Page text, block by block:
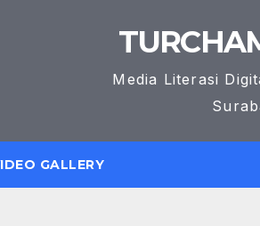
Media Literasi
GALLERY